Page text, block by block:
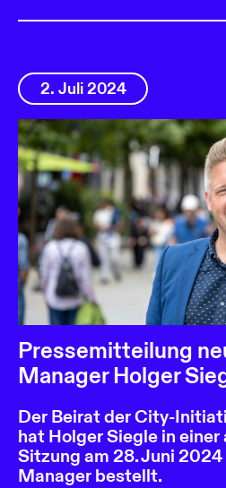
2. Juli 2024
Pressemitteilung
Manager Holger
Der Beirat der City-
hat Holger Siegle in
Sitzung am 28. Juni
Manager bestellt.